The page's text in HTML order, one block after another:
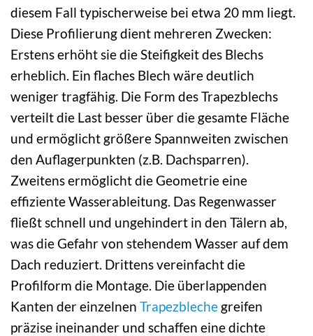
diesem Fall typischerweise bei etwa 20 mm liegt.
Diese Profilierung dient mehreren Zwecken:
Erstens erhöht sie die Steifigkeit des Blechs
erheblich. Ein flaches Blech wäre deutlich
weniger tragfähig. Die Form des Trapezblechs
verteilt die Last besser über die gesamte Fläche
und ermöglicht größere Spannweiten zwischen
den Auflagerpunkten (z.B. Dachsparren).
Zweitens ermöglicht die Geometrie eine
effiziente Wasserableitung. Das Regenwasser
fließt schnell und ungehindert in den Tälern ab,
was die Gefahr von stehendem Wasser auf dem
Dach reduziert. Drittens vereinfacht die
Profilform die Montage. Die überlappenden
Kanten der einzelnen Trapezbleche greifen
präzise ineinander und schaffen eine dichte